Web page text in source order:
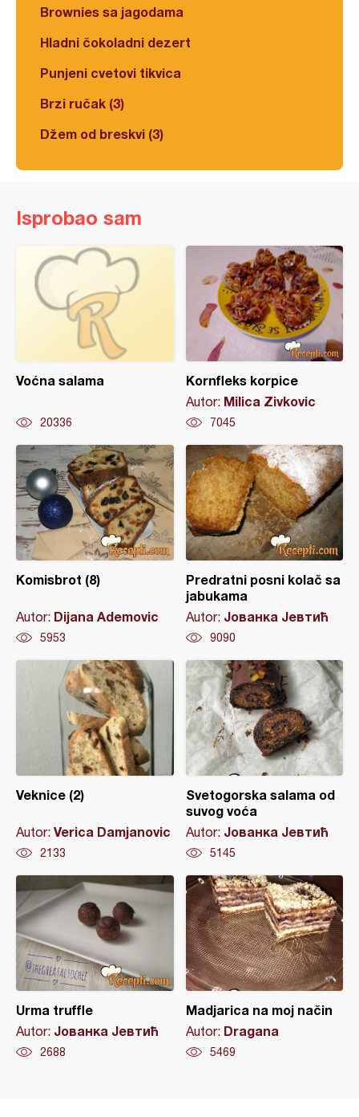
Brownies sa jagodama
Hladni čokoladni dezert
Punjeni cvetovi tikvica
Brzi ručak (3)
Džem od breskvi (3)
Isprobao sam
Voćna salama
20336
Kornfleks korpice
Autor: Milica Zivkovic
7045
Komisbrot (8)
Autor: Dijana Ademovic
5953
Predratni posni kolač sa
jabukama
Autor: Јованка Јевтић
9090
Veknice (2)
Autor: Verica Damjanovic
2133
Svetogorska salama od
suvog voća
Autor: Јованка Јевтић
5145
Urma truffle
Autor: Јованка Јевтић
2688
Madjarica na moj način
Autor: Dragana
5469